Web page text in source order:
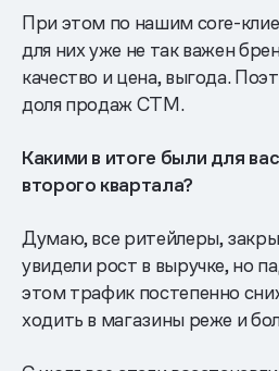
При этом по нашим core-
для них уже не так важен
качество и цена, выгода.
доля продаж СТМ.
Какими в итоге были для
второго квартала?
Думаю, все ритейлеры,
увидели рост в выручке, но
этом трафик постепенно
ходить в магазины реже и